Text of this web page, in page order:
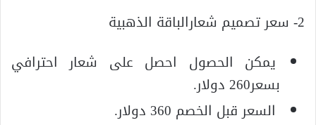
2- سعر تصميم شعارالباقة الذهبية
يمكن الحصول احصل على شعار احترافي
بسعر260 دولار.
السعر قبل الخصم 360 دولار.